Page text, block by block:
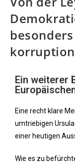
besonders
Ein weiterer
Eine recht klare
umtriebigen
einer heutigen
Wie es zu